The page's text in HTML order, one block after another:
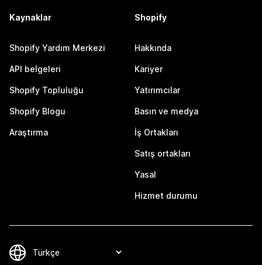
Kaynaklar
Shopify Yardım Merkezi
API belgeleri
Shopify Topluluğu
Shopify Blogu
Araştırma
Shopify
Hakkında
Kariyer
Yatırımcılar
Basın ve medya
İş Ortakları
Satış ortakları
Yasal
Hizmet durumu